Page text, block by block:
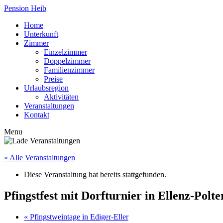
Pension Heib
Home
Unterkunft
Zimmer
Einzelzimmer
Doppelzimmer
Familienzimmer
Preise
Urlaubsregion
Aktivitäten
Veranstaltungen
Kontakt
Menu
« Alle Veranstaltungen
Diese Veranstaltung hat bereits stattgefunden.
Pfingstfest mit Dorfturnier in Ellenz-
« Pfingstweintage in Ediger-Eller